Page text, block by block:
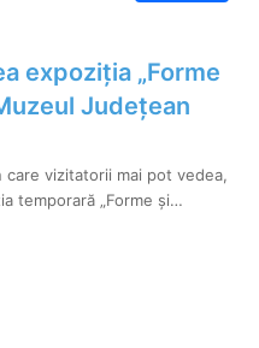
expoziția „Forme
Județean
vizitatorii mai pot vedea,
temporară „Forme și…